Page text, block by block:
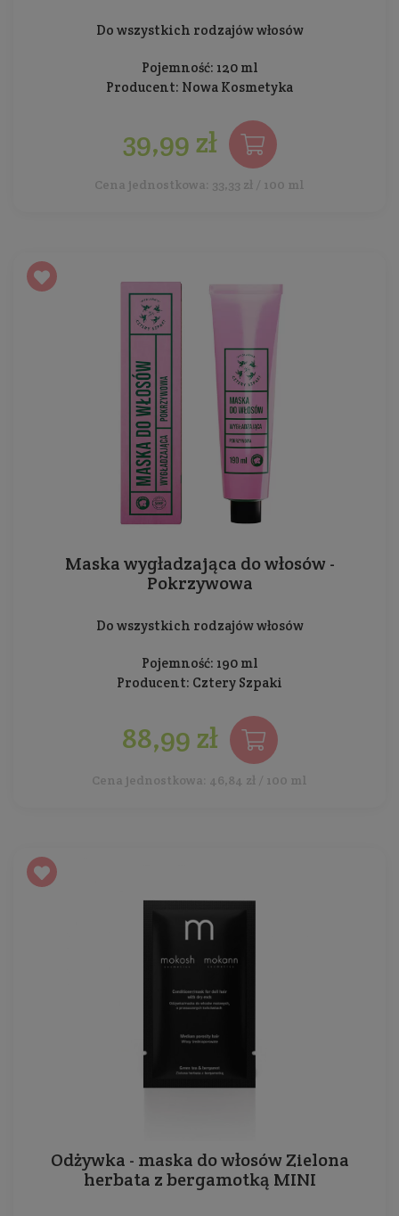
Do wszystkich rodzajów włosów
Pojemność: 120 ml
Producent: Nowa Kosmetyka
39,99 zł
Cena jednostkowa: 33,33 zł / 100 ml
Maska wygładzająca do włosów -
Pokrzywowa
Do wszystkich rodzajów włosów
Pojemność: 190 ml
Producent: Cztery Szpaki
88,99 zł
Cena jednostkowa: 46,84 zł / 100 ml
Odżywka - maska do włosów Zielona
herbata z bergamotką MINI